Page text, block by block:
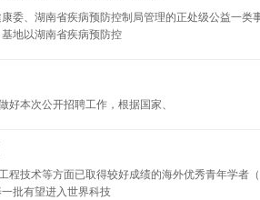
委、湖南省疾病预防控制局管理的正处级公益一
地以湖南省疾病预防控
本次公开招聘工作，根据国家、
技术等方面已取得较好成绩的海外优秀青年学者
批有望进入世界科技